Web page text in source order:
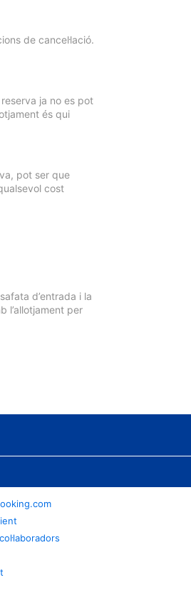
de cancel·lació.
ja no es pot
és qui
pot ser que
cost
d’entrada i la
l’allotjament per